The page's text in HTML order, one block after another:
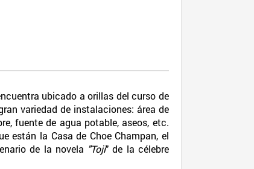
ubicado a orillas del curso de
variedad de instalaciones: área de
fuente de agua potable, aseos, etc.
están la Casa de Choe Champan, el
de la novela "Toji" de la célebre